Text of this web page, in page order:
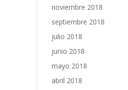
noviembre 2018
septiembre 2018
julio 2018
junio 2018
mayo 2018
abril 2018